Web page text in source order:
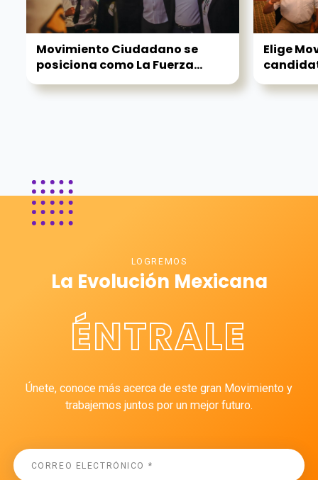
Movimiento Ciudadano se
posiciona como La Fuerza...
Elige
LOGREMOS
La Evolución Mexicana
ÉNTRALE
Únete, conoce más acerca de este gran Movimiento y
trabajemos juntos por un mejor futuro.